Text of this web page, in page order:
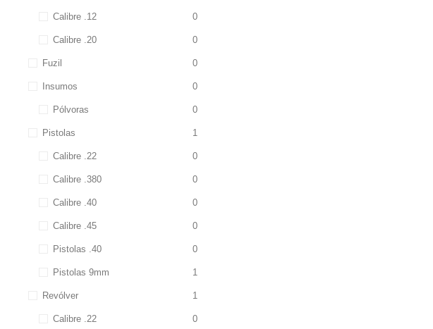
Calibre .12 0
Calibre .20 0
Fuzil 0
Insumos 0
Pólvoras 0
Pistolas 1
Calibre .22 0
Calibre .380 0
Calibre .40 0
Calibre .45 0
Pistolas .40 0
Pistolas 9mm 1
Revólver 1
Calibre .22 0